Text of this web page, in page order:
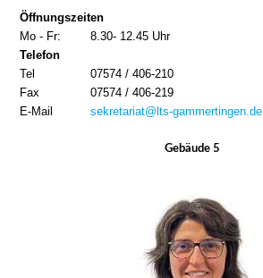
Öffnungszeiten
Mo - Fr:
8.30- 12.45 Uhr
Telefon
Tel
07574 / 406-210
Fax
07574 / 406-219
E-Mail
sekretariat@lts-gammertingen.de
Gebäude 5